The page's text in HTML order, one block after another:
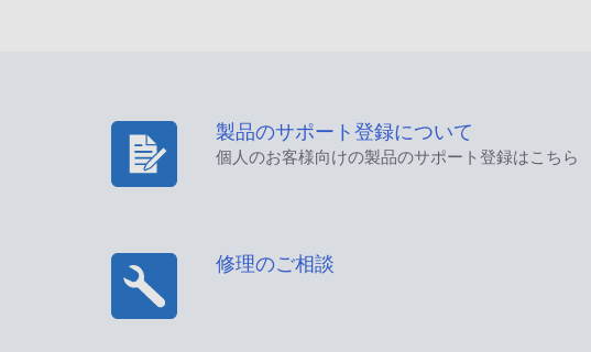
製品のサポート登録について
個人のお客様向けの製品のサポート登録はこちら
修理のご相談